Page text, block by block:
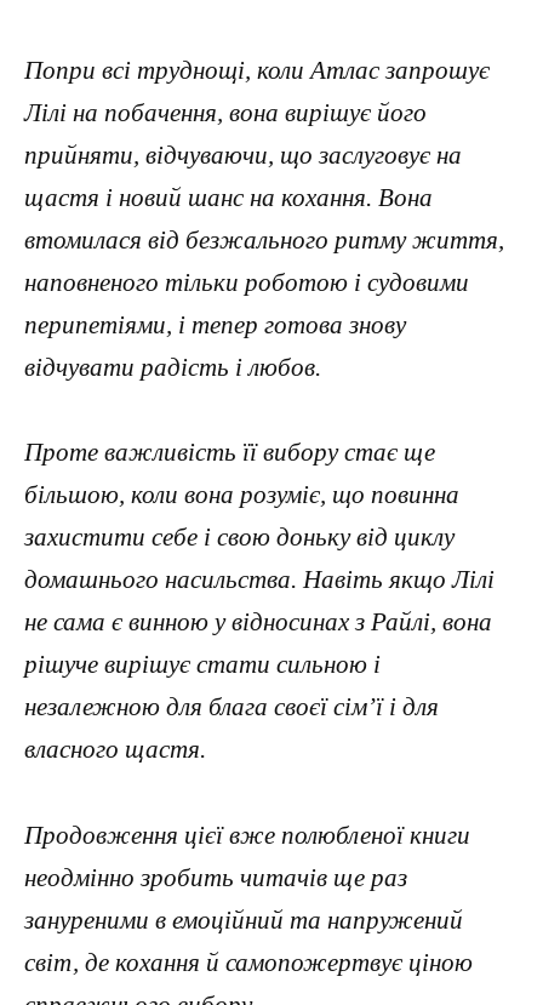
Попри всі труднощі, коли Атлас запрошує
Лілі на побачення, вона вирішує його
прийняти, відчуваючи, що заслуговує на
щастя і новий шанс на кохання. Вона
втомилася від безжального ритму життя,
наповненого тільки роботою і судовими
перипетіями, і тепер готова знову
відчувати радість і любов.
Проте важливість її вибору стає ще
більшою, коли вона розуміє, що повинна
захистити себе і свою доньку від циклу
домашнього насильства. Навіть якщо Лілі
не сама є винною у відносинах з Райлі, вона
рішуче вирішує стати сильною і
незалежною для блага своєї сім’ї і для
власного щастя.
Продовження цієї вже полюбленої книги
неодмінно зробить читачів ще раз
зануреними в емоційний та напружений
світ, де кохання й самопожертвує ціною